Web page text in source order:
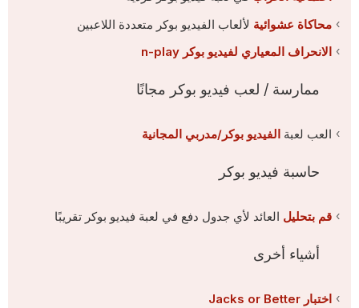
محاكاة عشوائيةلألعاب الفيديو بوكر متعددة اللاعبين
الانحراف المعياري لفيديو بوكر n-play
ممارسة / لعب فيديو بوكر مجانًا
العب لعبةالفيديو بوكر/مدربي المجانية
حاسبة فيديو بوكر
قم بتحليلالعائد لأي جدول دفع في لعبة فيديو بوكر تقريبًا
أشياء أخرى
اختبار Jacks or Better